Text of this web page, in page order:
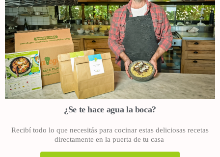
¿Se te hace agua la boca?
Recibí todo lo que necesitás para cocinar estas deliciosas recetas
directamente en la puerta de tu casa